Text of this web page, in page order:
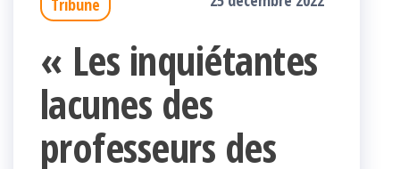
« Les inquiétantes
lacunes des
professeurs des